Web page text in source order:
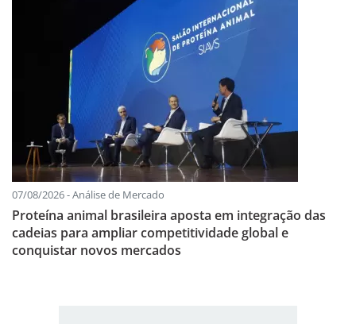
07/08/2026 - Análise de Mercado
Proteína animal brasileira aposta em integração das
cadeias para ampliar competitividade global e
conquistar novos mercados